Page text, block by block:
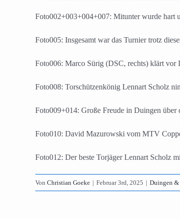
Foto002+003+004+007: Mitunter wurde hart
Foto005: Insgesamt war das Turnier trotz
Foto006: Marco Sürig (DSC, rechts) klärt vor
Foto008: Torschützenkönig Lennart Scholz
Foto009+014: Große Freude in Duingen über
Foto010: David Mazurowski vom MTV
Foto012: Der beste Torjäger Lennart Scholz
Von Christian Goeke | Februar 3rd, 2025 | Duingen &